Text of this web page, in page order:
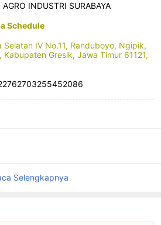
AGRO INDUSTRI SURABAYA
Schedule
Selatan IV No.11, Randuboyo, Ngipik,
Kabupaten Gresik, Jawa Timur 61121,
Selengkapnya